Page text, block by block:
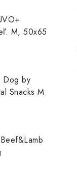
M, 50x65
Dog by
Snacks M